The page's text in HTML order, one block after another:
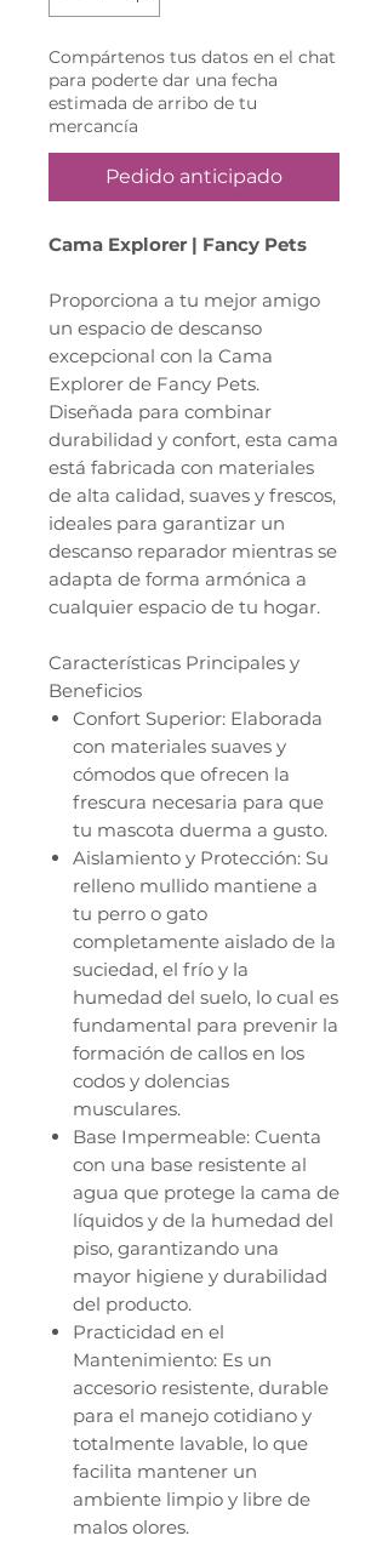
Compártenos tus datos en el chat
para poderte dar una fecha
estimada de arribo de tu
mercancía
Pedido anticipado
Cama Explorer | Fancy Pets
Proporciona a tu mejor amigo
un espacio de descanso
excepcional con la Cama
Explorer de Fancy Pets.
Diseñada para combinar
durabilidad y confort, esta cama
está fabricada con materiales
de alta calidad, suaves y frescos,
ideales para garantizar un
descanso reparador mientras se
adapta de forma armónica a
cualquier espacio de tu hogar.
Características Principales y
Beneficios
Confort Superior: Elaborada
con materiales suaves y
cómodos que ofrecen la
frescura necesaria para que
tu mascota duerma a gusto.
Aislamiento y Protección: Su
relleno mullido mantiene a
tu perro o gato
completamente aislado de la
suciedad, el frío y la
humedad del suelo, lo cual es
fundamental para prevenir la
formación de callos en los
codos y dolencias
musculares.
Base Impermeable: Cuenta
con una base resistente al
agua que protege la cama de
líquidos y de la humedad del
piso, garantizando una
mayor higiene y durabilidad
del producto.
Practicidad en el
Mantenimiento: Es un
accesorio resistente, durable
para el manejo cotidiano y
totalmente lavable, lo que
facilita mantener un
ambiente limpio y libre de
malos olores.